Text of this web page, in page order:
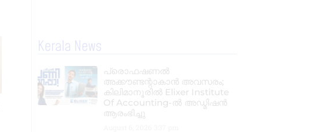
Kerala News
പ്രൊഫഷണൽ
അക്കൗണ്ടന്റാകാൻ അവസരം;
കിലിമാനൂരിൽ Elixer Institute
Of Accounting-ൽ അഡ്മിഷൻ
ആരംഭിച്ചു